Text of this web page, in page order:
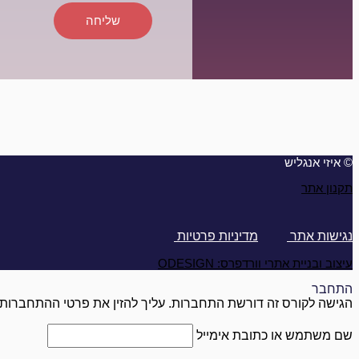
שליחה
© איזי אנגליש
תקנון אתר
נגישות אתר
מדיניות פרטיות
עיצוב ובניית אתרי וורדפרס: ODESIGN
התחבר
הגישה לקורס זה דורשת התחברות. עליך להזין את פרטי ההתחברות
שם משתמש או כתובת אימייל